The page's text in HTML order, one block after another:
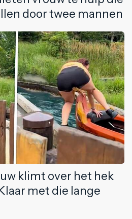
door twee mannen
klimt over het hek
met die lange